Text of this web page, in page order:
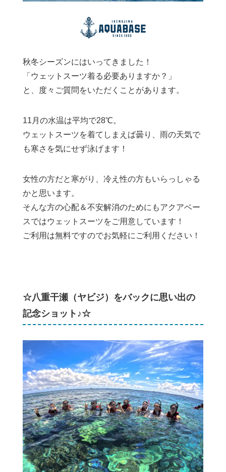
秋冬シーズンにはいってきました！
「ウェットスーツ着る必要ありますか？」
と、度々ご質問をいただくことがあります。
11月の水温は平均で28℃。
ウェットスーツを着てしまえば曇り、雨の天気で
も寒さを気にせず泳げます！
女性の方だと寒がり、冷え性の方もいらっしゃる
かと思います。
そんな方の心配＆不安解消のためにもアクアベー
スではウェットスーツをご用意しています！
ご利用は無料ですのでお気軽にご利用ください！
☆八重干瀬（ヤビジ）をバックに思い出の
記念ショット♪☆